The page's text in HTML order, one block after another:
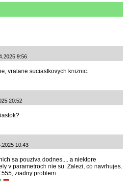
9:56
vratane suciastkovych kniznic.
20:52
10:43
sa pouziva dodnes.... a niektore
v parametroch nie su. Zalezi, co navrhujes.
ziadny problem...